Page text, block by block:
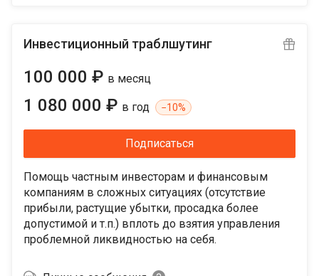
Инвестиционный траблшутинг
100 000 ₽ в месяц
1 080 000 ₽ в год −10%
Подписаться
Помощь частным инвесторам и финансовым
компаниям в сложных ситуациях (отсутствие
прибыли, растущие убытки, просадка более
допустимой и т.п.) вплоть до взятия управления
проблемной ликвидностью на себя.